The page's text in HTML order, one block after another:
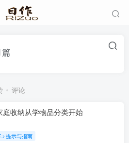
评论
庭收纳从学物品分类开始
提示与指南